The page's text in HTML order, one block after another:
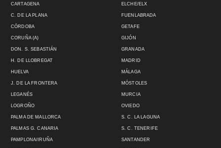
CARTAGENA
C. DE LA PLANA
CÓRDOBA
CORUÑA (A)
DON. S. SEBASTIÁN
ELCHE/ELX
FUENLABRADA
GETAFE
GIJÓN
GRANADA
H. DE LLOBREGAT
HUELVA
J. DE LA FRONTERA
LEGANÉS
LOGROÑO
MADRID
MÁLAGA
MÓSTOLES
MURCIA
OVIEDO
PALMA DE MALLORCA
PALMAS G. CANARIA
PAMPLONA/IRUÑA
S. C. LA LAGUNA
S. C. TENERIFE
SANTANDER